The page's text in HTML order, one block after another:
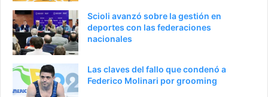
Scioli avanzó sobre la gestión en
deportes con las federaciones
nacionales
Las claves del fallo que condenó a
Federico Molinari por grooming